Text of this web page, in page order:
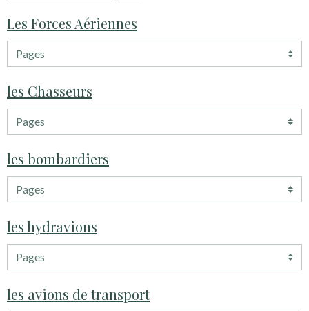
Les Forces Aériennes
les Chasseurs
les bombardiers
les hydravions
les avions de transport